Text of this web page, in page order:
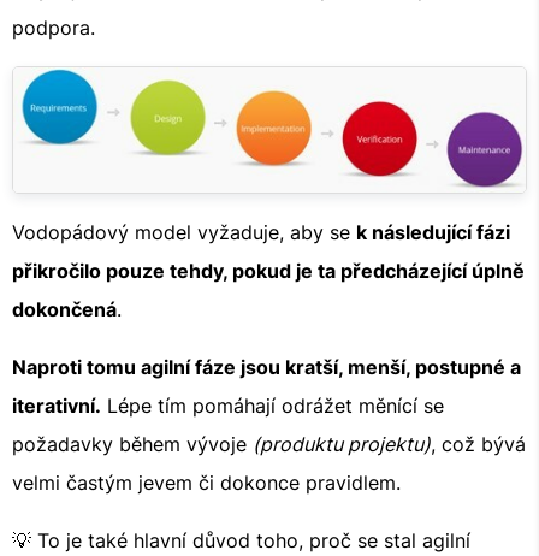
podpora.
Vodopádový model vyžaduje, aby se k následující fázi
přikročilo pouze tehdy, pokud je ta předcházející úplně
dokončená.
Naproti tomu agilní fáze jsou kratší, menší, postupné a
iterativní. Lépe tím pomáhají odrážet měnící se
požadavky během vývoje (produktu projektu), což bývá
velmi častým jevem či dokonce pravidlem.
💡 To je také hlavní důvod toho, proč se stal agilní